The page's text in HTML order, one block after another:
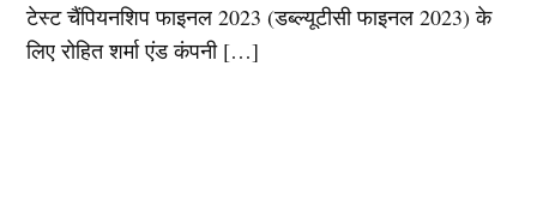
टेस्ट चैंपियनशिप फाइनल 2023 (डब्ल्यूटीसी फाइनल 2023) के
लिए रोहित शर्मा एंड कंपनी […]